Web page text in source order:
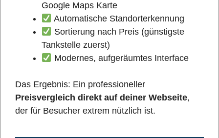
Google Maps Karte
Automatische Standorterkennung
Sortierung nach Preis (günstigste
Tankstelle zuerst)
Modernes, aufgeräumtes Interface
Das Ergebnis: Ein professioneller
Preisvergleich direkt auf deiner Webseite,
der für Besucher extrem nützlich ist.